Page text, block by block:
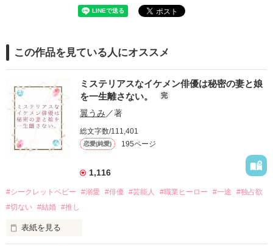
この作品を見ている人にオススメ
ミステリアスなイケメン俳優は秘密の妻と娘
を一生離さない。
完
翼うみ ／著
総文字数/111,401
恋愛(純愛) 195ページ
1,116
#シークレットベビー #溺愛 #俳優 #芸能人 #職業ヒーロー #一途
#独占欲
#切ない #結婚 #推し
表紙を見る